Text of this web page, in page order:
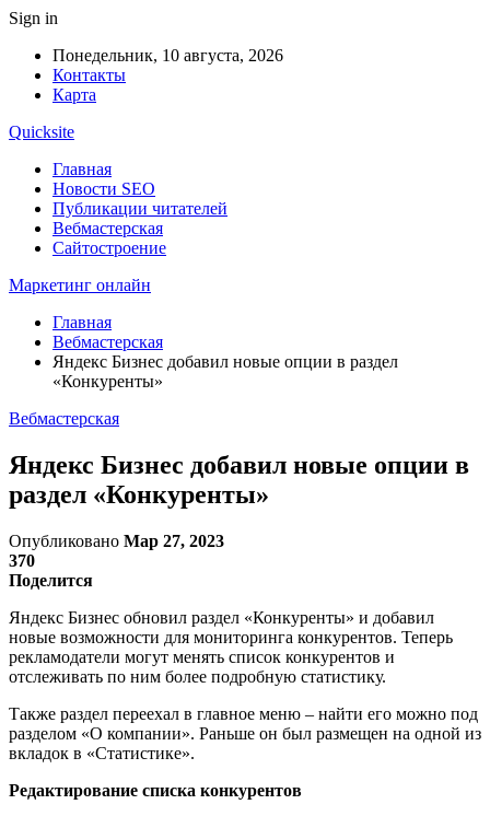
Sign in
Понедельник, 10 августа, 2026
Контакты
Карта
Quicksite
Главная
Новости SEO
Публикации читателей
Вебмастерская
Сайтостроение
Маркетинг онлайн
Главная
Вебмастерская
Яндекс Бизнес добавил новые опции в раздел
«Конкуренты»
Вебмастерская
Яндекс Бизнес добавил новые опции в
раздел «Конкуренты»
Опубликовано Мар 27, 2023
370
Поделится
Яндекс Бизнес обновил раздел «Конкуренты» и добавил
новые возможности для мониторинга конкурентов. Теперь
рекламодатели могут менять список конкурентов и
отслеживать по ним более подробную статистику.
Также раздел переехал в главное меню – найти его можно под
разделом «О компании». Раньше он был размещен на одной из
вкладок в «Статистике».
Редактирование списка конкурентов